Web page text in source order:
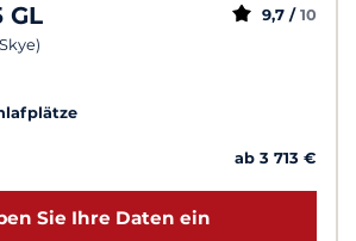
GL 9,7 / 10
ab 3 713 €
Sie Ihre Daten ein